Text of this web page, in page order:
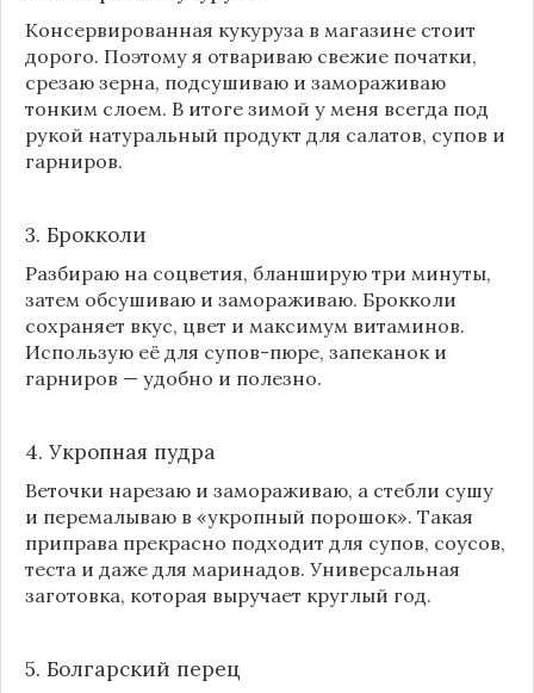
Консервированная кукуруза в магазине стоит
дорого. Поэтому я отвариваю свежие початки,
срезаю зерна, подсушиваю и замораживаю
тонким слоем. В итоге зимой у меня всегда под
рукой натуральный продукт для салатов, супов и
гарниров.
3. Брокколи
Разбираю на соцветия, бланширую три минуты,
затем обсушиваю и замораживаю. Брокколи
сохраняет вкус, цвет и максимум витаминов.
Использую её для супов-пюре, запеканок и
гарниров — удобно и полезно.
4. Укропная пудра
Веточки нарезаю и замораживаю, а стебли сушу
и перемалываю в «укропный порошок». Такая
приправа прекрасно подходит для супов, соусов,
теста и даже для маринадов. Универсальная
заготовка, которая выручает круглый год.
5. Болгарский перец